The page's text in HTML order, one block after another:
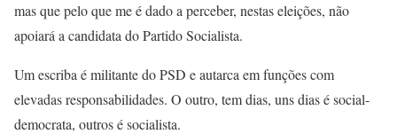
mas que pelo que me é dado a perceber, nestas eleições, não
apoiará a candidata do Partido Socialista.
Um escriba é militante do PSD e autarca em funções com
elevadas responsabilidades. O outro, tem dias, uns dias é social-
democrata, outros é socialista.